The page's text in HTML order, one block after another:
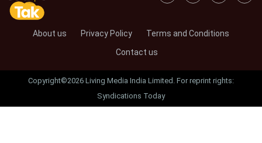
About us Privacy Policy
Terms and Conditions
Contact us
Copyright©2026 Living Media India Limited. For reprint rights:
Syndications Today